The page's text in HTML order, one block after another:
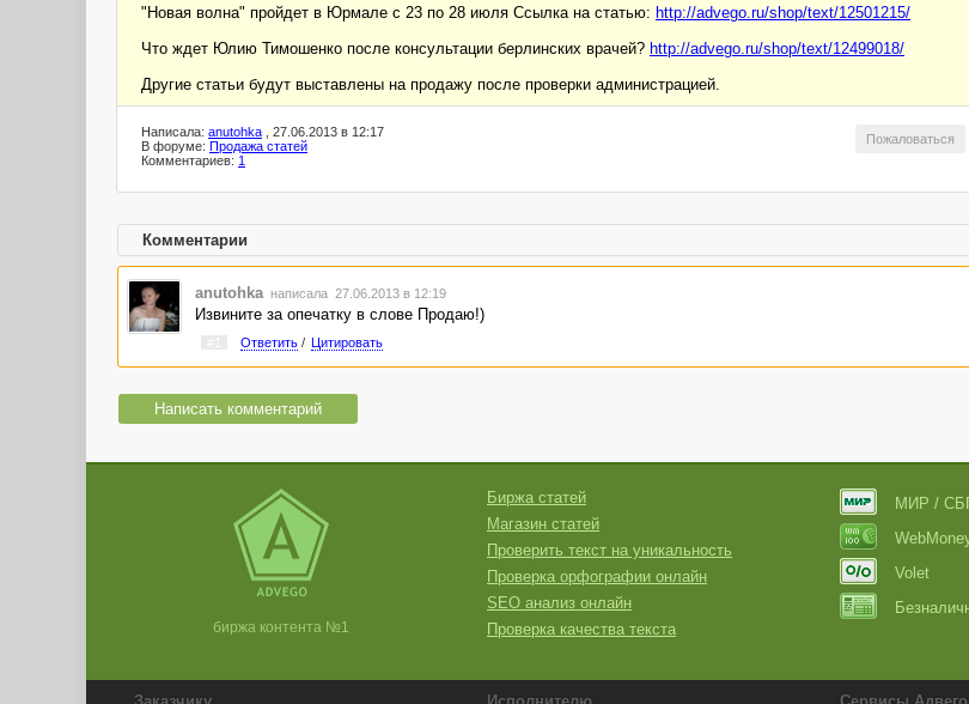
"Новая волна" пройдет в Юрмале с 23 по 28 июля Ссылка на статью: http://advego.ru/shop/text/12501215/
Что ждет Юлию Тимошенко после консультации берлинских врачей? http://advego.ru/shop/text/12499018/
Другие статьи будут выставлены на продажу после проверки администрацией.
Пожаловаться
Написала: anutohka , 27.06.2013 в 12:17
В форуме: Продажа статей
Комментариев: 1
Комментарии
anutohka написала 27.06.2013 в 12:19
Извините за опечатку в слове Продаю!)
Ответить/ Цитировать
Написать комментарий
биржа контента №1
Биржа статей
Магазин статей
Проверить текст на уникальность
Проверка орфографии онлайн
SEO анализ онлайн
Проверка качества текста
МИР /
Volet